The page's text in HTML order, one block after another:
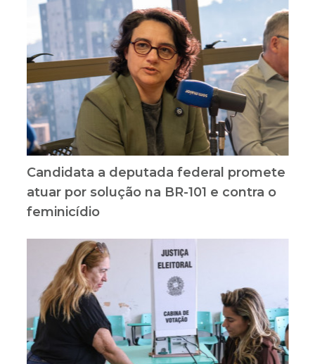
Candidata a deputada federal promete
atuar por solução na BR-101 e contra o
feminicídio